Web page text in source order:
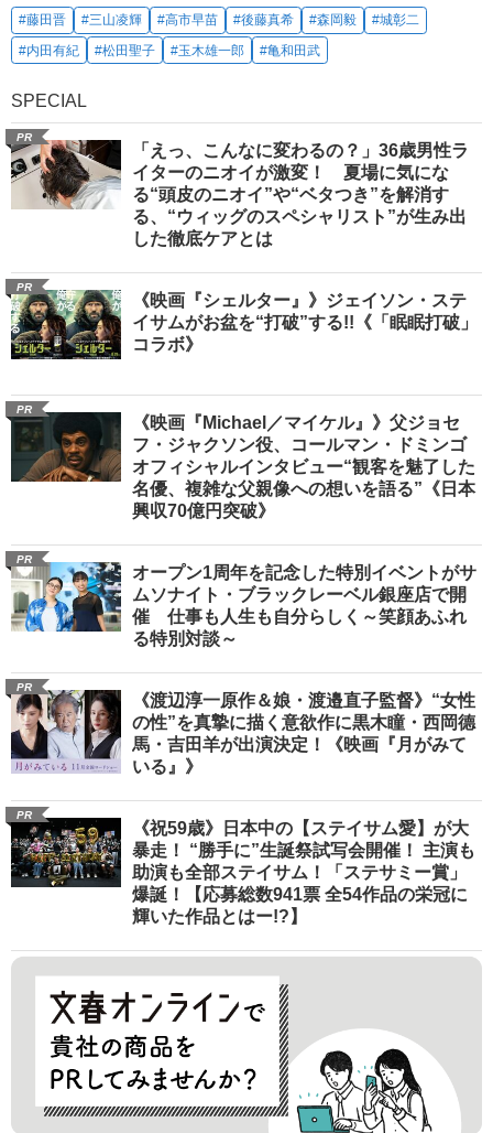
#藤田晋 #三山凌輝 #高市早苗 #後藤真希 #森岡毅
#城彰二
#内田有紀
#松田聖子 #玉木雄一郎 #亀和田武
SPECIAL
PR
「えっ、こんなに変わるの？」36歳男性ラ
イターのニオイが激変！ 夏場に気にな
る“頭皮のニオイ”や“ベタつき”を解消す
る、“ウィッグのスペシャリスト”が生み出
した徹底ケアとは
PR
《映画『シェルター』》ジェイソン・ステ
イサムがお盆を“打破”する!!《「眠眠打破」
コラボ》
PR
《映画『Michael／マイケル』》父ジョセ
フ・ジャクソン役、コールマン・ドミンゴ
オフィシャルインタビュー“観客を魅了した
名優、複雑な父親像への想いを語る”《日本
興収70億円突破》
PR
オープン1周年を記念した特別イベントがサ
ムソナイト・ブラックレーベル銀座店で開
催 仕事も人生も自分らしく～笑顔あふれ
る特別対談～
PR
《渡辺淳一原作＆娘・渡邉直子監督》“女性
の性”を真摯に描く意欲作に黒木瞳・西岡德
馬・吉田羊が出演決定！《映画『月がみて
いる』》
PR
《祝59歳》日本中の【ステイサム愛】が大
暴走！ “勝手に”生誕祭試写会開催！ 主演も
助演も全部ステイサム！「ステサミー賞」
爆誕！【応募総数941票 全54作品の栄冠に
輝いた作品とはー!?】